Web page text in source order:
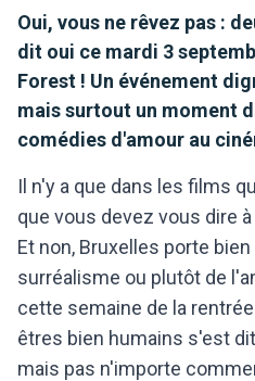
Oui, vous ne rêvez pas :
dit oui ce mardi 3
Forest ! Un événement
mais surtout un moment
comédies d'amour au
Il n'y a que dans les films
que vous devez vous dire
Et non, Bruxelles porte
surréalisme ou plutôt de
cette semaine de la
êtres bien humains s'est
mais pas n'importe